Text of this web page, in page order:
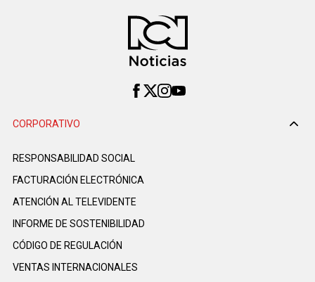
CORPORATIVO
RESPONSABILIDAD SOCIAL
FACTURACIÓN ELECTRÓNICA
ATENCIÓN AL TELEVIDENTE
INFORME DE SOSTENIBILIDAD
CÓDIGO DE REGULACIÓN
VENTAS INTERNACIONALES